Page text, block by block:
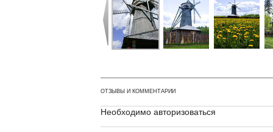
ОТЗЫВЫ И КОММЕНТАРИИ
Необходимо авторизоваться